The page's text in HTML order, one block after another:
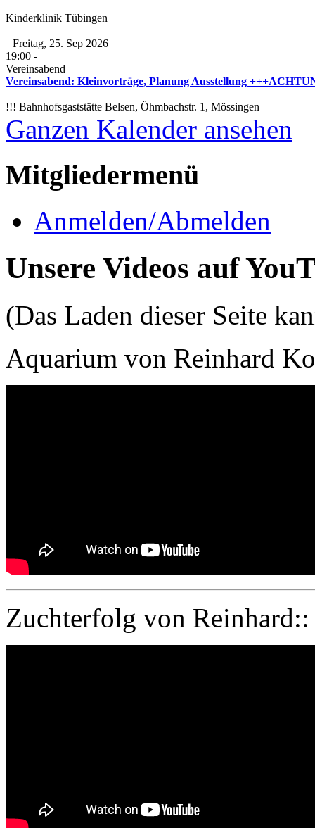
Kinderklinik Tübingen
Freitag, 25. Sep 2026
19:00 -
Vereinsabend
Vereinsabend: Kleinvorträge, Planung Ausstellung
!!! Bahnhofsgaststätte Belsen, Öhmbachstr. 1, Mössingen
Ganzen Kalender ansehen
Mitgliedermenü
Anmelden/Abmelden
Unsere Videos auf
(Das Laden dieser Seite
Aquarium von Reinhard
Zuchterfolg von Reinhard::